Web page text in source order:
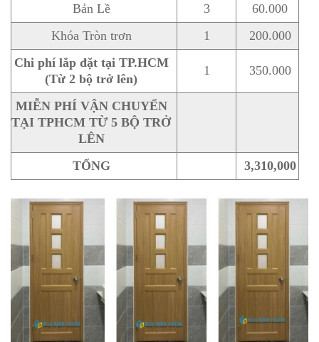
Bản Lề
3
60.000
Khóa Tròn trơn
1
200.000
Chi phí lắp đặt tại TP.HCM
(Từ 2 bộ trở lên)
1 350.000
MIỄN PHÍ VẬN CHUYỂN
TẠI TPHCM TỪ 5 BỘ TRỞ
LÊN
TỔNG
3,310,000